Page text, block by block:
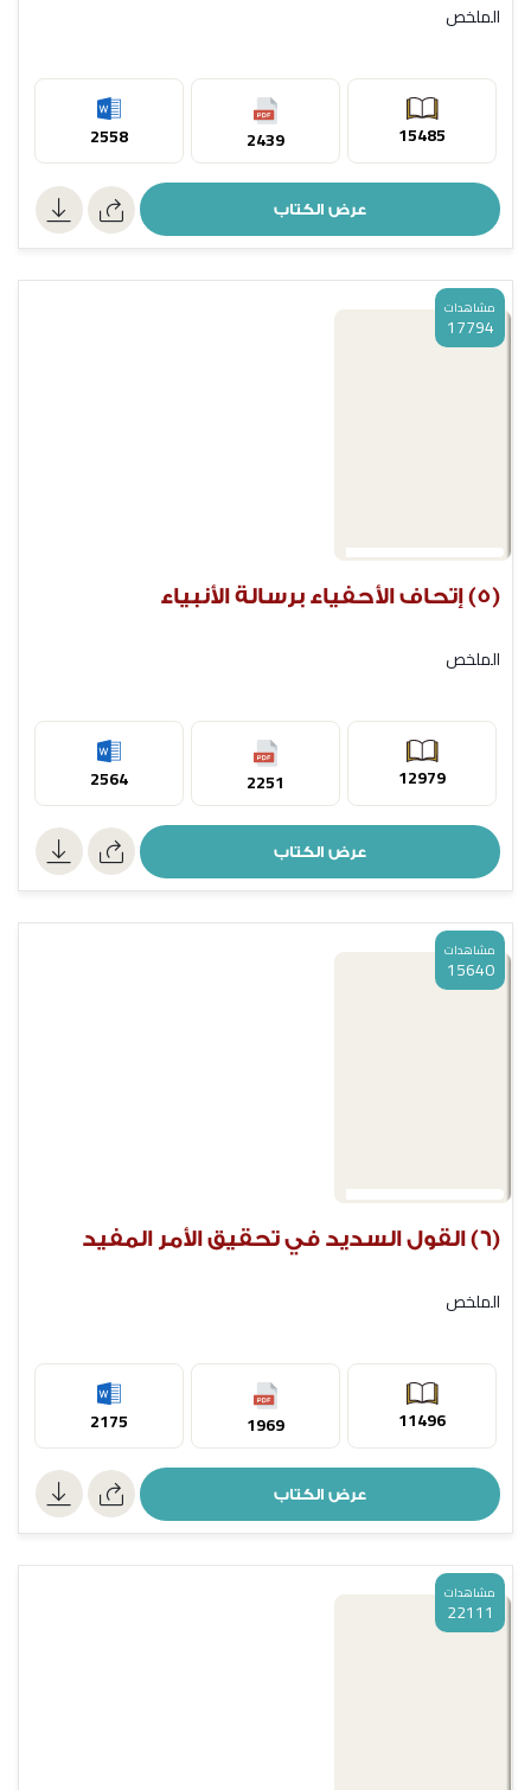
الملخص
15485
2439
2558
عرض الكتاب
مشاهدات
17794
(5) إتحاف الأحفياء برسالة الأنبياء
الملخص
12979
2251
2564
عرض الكتاب
مشاهدات
15640
(6) القول السديد في تحقيق الأمر المفيد
الملخص
11496
1969
2175
عرض الكتاب
مشاهدات
22111